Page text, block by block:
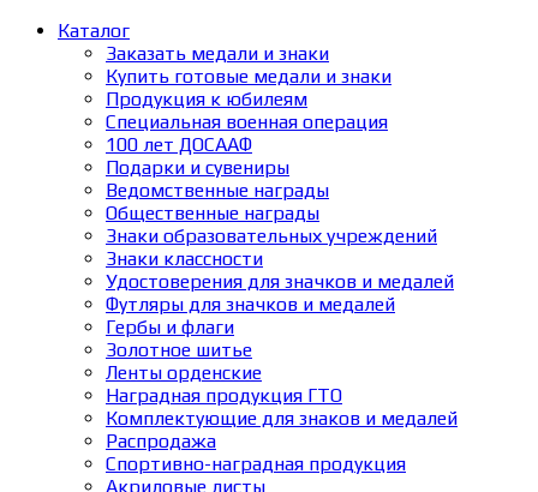
Каталог
Заказать медали и знаки
Купить готовые медали и знаки
Продукция к юбилеям
Специальная военная операция
100 лет ДОСААФ
Подарки и сувениры
Ведомственные награды
Общественные награды
Знаки образовательных учреждений
Знаки классности
Удостоверения для значков и медалей
Футляры для значков и медалей
Гербы и флаги
Золотное шитье
Ленты орденские
Наградная продукция ГТО
Комплектующие для знаков и медалей
Распродажа
Спортивно-наградная продукция
Акриловые листы